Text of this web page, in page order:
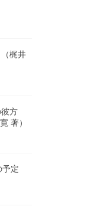
梶井
方
著）
定